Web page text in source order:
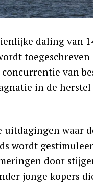
daling van
van
in de herstel
uitdagingen waar
wordt
door
jonge kopers